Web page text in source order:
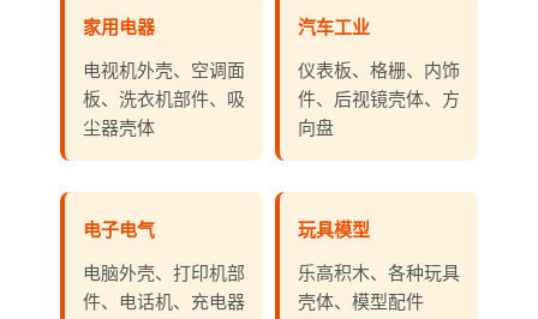
家用电器
电视机外壳、空调面
板、洗衣机部件、吸
尘器壳体
汽车工业
仪表板、格栅、内饰
件、后视镜壳体、方
向盘
电子电气
电脑外壳、打印机部
件、电话机、充电器
玩具模型
乐高积木、各种玩具
壳体、模型配件